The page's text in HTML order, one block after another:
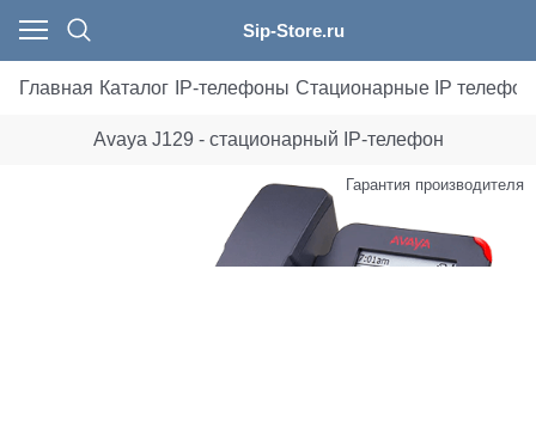
Sip-Store.ru
Главная Каталог IP-телефоны Стационарные IP
Avaya J129 - стационарный IP-телефон
Гарантия производителя